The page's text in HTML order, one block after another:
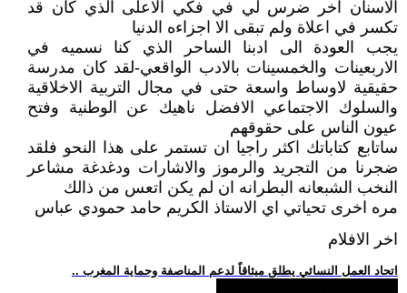
الاسنان اخر ضرس لي في فكي الاعلى الذي كان قد
تكسر في اعلاة ولم تبقى الا اجزاءه الدنيا
يجب العودة الى ادبنا الساحر الذي كنا نسميه في
الاربعينات والخمسينات بالادب الواقعي-لقد كان مدرسة
حقيقية لاوساط واسعة حتى في مجال التربية الاخلاقية
والسلوك الاجتماعي الافضل ناهيك عن الوطنية وفتح
عيون الناس على حقوقهم
ساتابع كتاباتك اكثر راجيا ان تستمر على هذا النحو فلقد
ضجرنا من التجريد والرموز والاشارات ودغدغة مشاعر
النخب الشبعانه البطرانه ان لم يكن اتعس من ذالك
مره اخرى تحياتي اي الاستاذ الكريم حامد حمودي عباس
اخر الافلام
.. اتحاد العمل النسائي يطلق ميثاقاً لدعم المناصفة وحماية المغرب